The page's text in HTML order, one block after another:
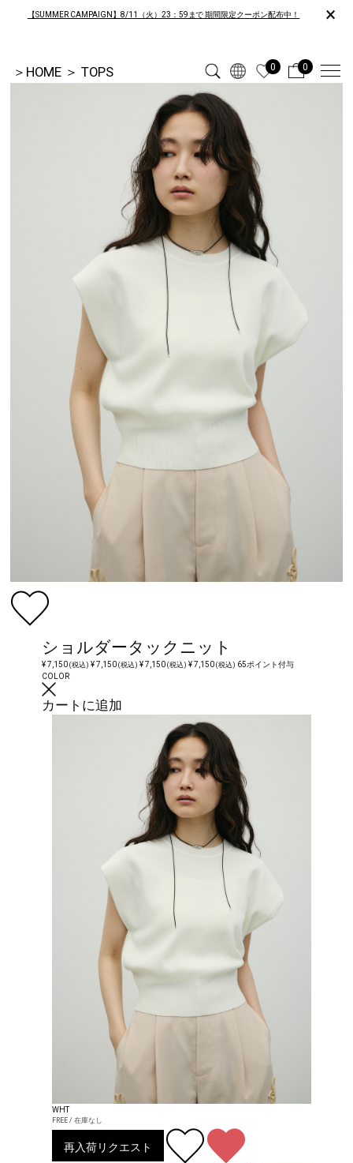
【SUMMER CAMPAIGN】8/11（火）23：59まで 期間限定クーポン配布中！ ×
＞ HOME ＞ TOPS 0 0
ショルダータックニット
¥ 7,150(税込) ¥ 7,150(税込) ¥ 7,150(税込) ¥ 7,150(税込) 65ポイント付与
COLOR
カートに追加
WHT
FREE / 在庫なし
再入荷リクエスト